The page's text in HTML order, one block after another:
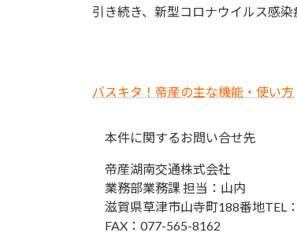
引き続き、新型コロナウイルス感
バスキタ！帝産の主な機能・使い方
本件に関するお問い合せ先
帝産湖南交通株式会社
業務部業務課 担当：山内
滋賀県草津市山寺町188番地TEL
FAX：077-565-8162